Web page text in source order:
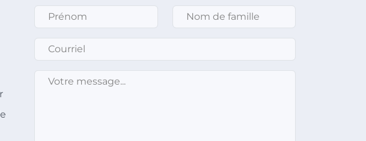
Prénom Nom de famille
Courriel
Message